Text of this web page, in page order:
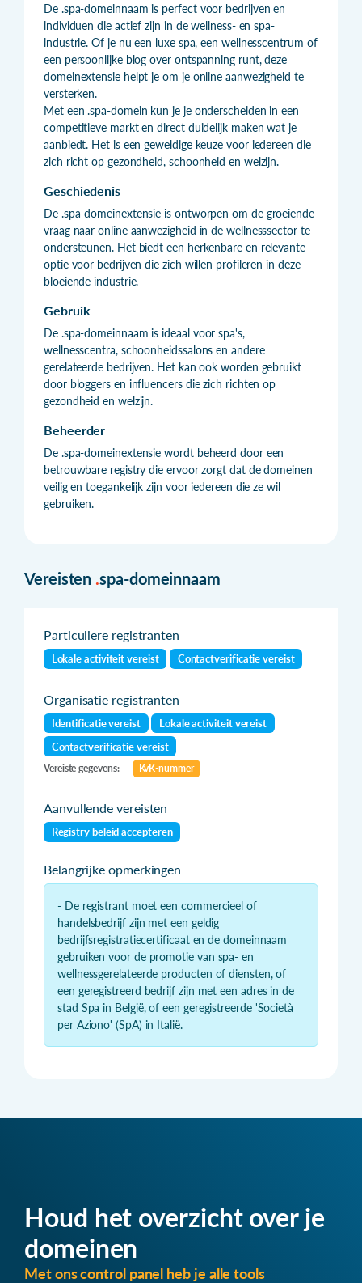
De .spa-domeinnaam is perfect voor bedrijven en
individuen die actief zijn in de wellness- en spa-
industrie. Of je nu een luxe spa, een wellnesscentrum of
een persoonlijke blog over ontspanning runt, deze
domeinextensie helpt je om je online aanwezigheid te
versterken.
Met een .spa-domein kun je je onderscheiden in een
competitieve markt en direct duidelijk maken wat je
aanbiedt. Het is een geweldige keuze voor iedereen die
zich richt op gezondheid, schoonheid en welzijn.
Geschiedenis
De .spa-domeinextensie is ontworpen om de groeiende
vraag naar online aanwezigheid in de wellnesssector te
ondersteunen. Het biedt een herkenbare en relevante
optie voor bedrijven die zich willen profileren in deze
bloeiende industrie.
Gebruik
De .spa-domeinnaam is ideaal voor spa's,
wellnesscentra, schoonheidssalons en andere
gerelateerde bedrijven. Het kan ook worden gebruikt
door bloggers en influencers die zich richten op
gezondheid en welzijn.
Beheerder
De .spa-domeinextensie wordt beheerd door een
betrouwbare registry die ervoor zorgt dat de domeinen
veilig en toegankelijk zijn voor iedereen die ze wil
gebruiken.
Vereisten .spa-domeinnaam
Particuliere registranten
Lokale activiteit vereist Contactverificatie vereist
Organisatie registranten
Identificatie vereist
Lokale activiteit vereist
Contactverificatie vereist
Vereiste gegevens: KvK-nummer
Aanvullende vereisten
Registry beleid accepteren
Belangrijke opmerkingen
- De registrant moet een commercieel of
handelsbedrijf zijn met een geldig
bedrijfsregistratiecertificaat en de domeinnaam
gebruiken voor de promotie van spa- en
wellnessgerelateerde producten of diensten, of
een geregistreerd bedrijf zijn met een adres in de
stad Spa in België, of een geregistreerde 'Società
per Aziono' (SpA) in Italië.
Houd het overzicht over je
domeinen
Met ons control panel heb je alle tools